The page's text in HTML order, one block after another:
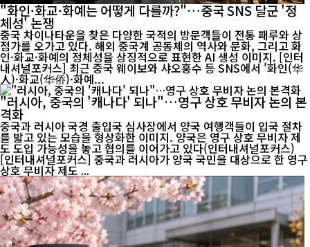
"화인·화교·화예는 어떻게 다를까?"…중국 SNS 달군 '정
체성' 논쟁
중국 차이나타운을 찾은 다양한 국적의 방문객들이 전통 패루와 상
점가를 오가고 있다. 해외 중국계 공동체의 역사와 문화, 그리고 화
인·화교·화예의 정체성을 상징적으로 표현한 AI 생성 이미지. [인터
내셔널포커스] 최근 중국 웨이보와 샤오훙수 등 SNS에서 '화인(华
人)·화교(华侨)·화예...
"러시아, 중국의 '캐나다' 되나"…영구 상호 무비자 논의 본
격화
중국과 러시아 국경 출입국 심사장에서 양국 여행객들이 입국 절차
를 밟고 있는 모습을 형상화한 이미지. 양국은 영구 상호 무비자 제
도 도입 가능성을 놓고 협의를 이어가고 있다(인터내셔널포커스)
[인터내셔널포커스] 중국과 러시아가 양국 국민을 대상으로 한 영구
상호 무비자 제도 ...